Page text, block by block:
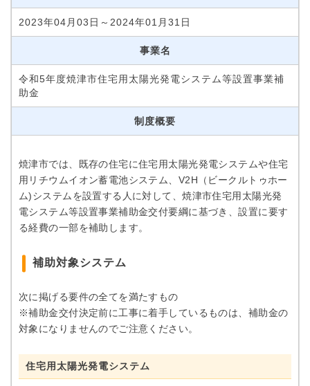
2023年04月03日～2024年01月31日
事業名
令和5年度焼津市住宅用太陽光発電システム等設置事業補
助金
制度概要
焼津市では、既存の住宅に住宅用太陽光発電システムや住宅
用リチウムイオン蓄電池システム、V2H（ビークルトゥホー
ム)システムを設置する人に対して、焼津市住宅用太陽光発
電システム等設置事業補助金交付要綱に基づき、設置に要す
る経費の一部を補助します。
補助対象システム
次に掲げる要件の全てを満たすもの
※補助金交付決定前に工事に着手しているものは、補助金の
対象になりませんのでご注意ください。
住宅用太陽光発電システム